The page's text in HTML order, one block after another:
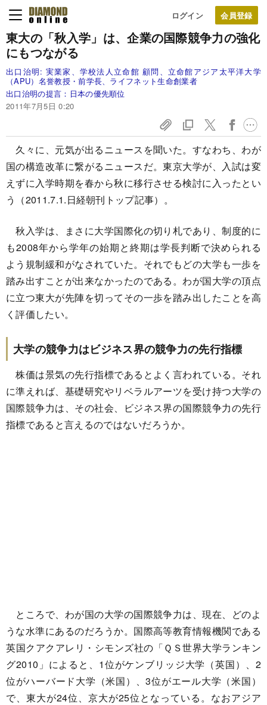
ログイン
東大の「秋入学」は、企業の国際競争力の強化
にもつながる
出口治明: 実業家、学校法人立命館 顧問、立命館アジア太平洋大学
（APU）名誉教授・前学長、ライフネット生命創業者
出口治明の提言：日本の優先順位
2011年7月5日 0:20
久々に、元気が出るニュースを聞いた。すなわち、わが
国の構造改革に繋がるニュースだ。東京大学が、入試は変
えずに入学時期を春から秋に移行させる検討に入ったとい
う（2011.7.1.日経朝刊トップ記事）。
秋入学は、まさに大学国際化の切り札であり、制度的に
も2008年から学年の始期と終期は学長判断で決められる
よう規制緩和がなされていた。それでもどの大学も一歩を
踏み出すことが出来なかったのである。わが国大学の頂点
に立つ東大が先陣を切ってその一歩を踏み出したことを高
く評価したい。
大学の競争力はビジネス界の競争力の先行指標
株価は景気の先行指標であるとよく言われている。それ
に準えれば、基礎研究やリベラルアーツを受け持つ大学の
国際競争力は、その社会、ビジネス界の国際競争力の先行
指標であると言えるのではないだろうか。
ところで、わが国の大学の国際競争力は、現在、どのよ
うな水準にあるのだろうか。国際高等教育情報機関である
英国クアクアレリ・シモンズ社の「ＱＳ世界大学ランキン
グ2010」によると、1位がケンブリッジ大学（英国）、2
位がハーバード大学（米国）、3位がエール大学（米国）
で、東大が24位、京大が25位となっている。なおアジア